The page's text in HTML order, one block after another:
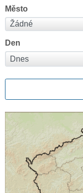
Město
Den